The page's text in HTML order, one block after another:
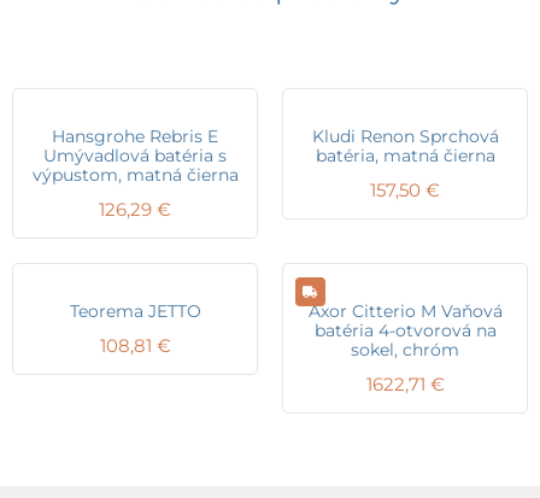
Hansgrohe Rebris E
Umývadlová batéria s
výpustom, matná čierna
126,29 €
Kludi Renon Sprchová
batéria, matná čierna
157,50 €
Teorema JETTO
108,81 €
Axor Citterio M Vaňová
batéria 4-otvorová na
sokel, chróm
1622,71 €